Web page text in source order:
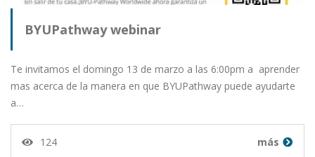
BYUPathway webinar
Te invitamos el domingo 13 de marzo a las 6:00pm a aprender
mas acerca de la manera en que BYUPathway puede ayudarte
a…
124 más